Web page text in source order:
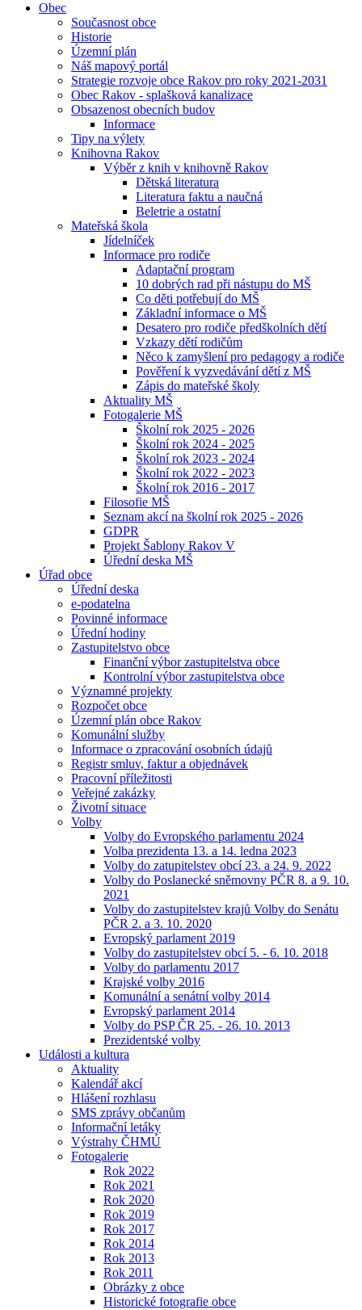
Obec
Současnost obce
Historie
Územní plán
Náš mapový portál
Strategie rozvoje obce Rakov pro roky 2021-2031
Obec Rakov - splašková kanalizace
Obsazenost obecních budov
Informace
Tipy na výlety
Knihovna Rakov
Výběr z knih v knihovně Rakov
Dětská literatura
Literatura faktu a naučná
Beletrie a ostatní
Mateřská škola
Jídelníček
Informace pro rodiče
Adaptační program
10 dobrých rad při nástupu do MŠ
Co děti potřebují do MŠ
Základní informace o MŠ
Desatero pro rodiče předškolních dětí
Vzkazy dětí rodičům
Něco k zamyšlení pro pedagogy a rodiče
Pověření k vyzvedávání dětí z MŠ
Zápis do mateřské školy
Aktuality MŠ
Fotogalerie MŠ
Školní rok 2025 - 2026
Školní rok 2024 - 2025
Školní rok 2023 - 2024
Školní rok 2022 - 2023
Školní rok 2016 - 2017
Filosofie MŠ
Seznam akcí na školní rok 2025 - 2026
GDPR
Projekt Šablony Rakov V
Úřední deska MŠ
Úřad obce
Úřední deska
e-podatelna
Povinné informace
Úřední hodiny
Zastupitelstvo obce
Finanční výbor zastupitelstva obce
Kontrolní výbor zastupitelstva obce
Významné projekty
Rozpočet obce
Územní plán obce Rakov
Komunální služby
Informace o zpracování osobních údajů
Registr smluv, faktur a objednávek
Pracovní příležitosti
Veřejné zakázky
Životní situace
Volby
Volby do Evropského parlamentu 2024
Volba prezidenta 13. a 14. ledna 2023
Volby do zatupitelstev obcí 23. a 24. 9. 2022
Volby do Poslanecké sněmovny PČR 8. a 9. 10.
2021
Volby do zastupitelstev krajů Volby do Senátu
PČR 2. a 3. 10. 2020
Evropský parlament 2019
Volby do zastupitelstev obcí 5. - 6. 10. 2018
Volby do parlamentu 2017
Krajské volby 2016
Komunální a senátní volby 2014
Evropský parlament 2014
Volby do PSP ČR 25. - 26. 10. 2013
Prezidentské volby
Události a kultura
Aktuality
Kalendář akcí
Hlášení rozhlasu
SMS zprávy občanům
Informační letáky
Výstrahy ČHMÚ
Fotogalerie
Rok 2022
Rok 2021
Rok 2020
Rok 2019
Rok 2017
Rok 2014
Rok 2013
Rok 2011
Obrázky z obce
Historické fotografie obce